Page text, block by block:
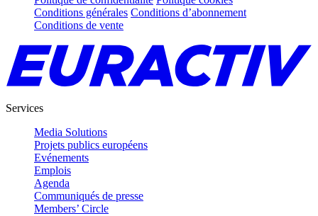
Conditions générales Conditions d’abonnement
Conditions de vente
Services
Media Solutions
Projets publics européens
Evénements
Emplois
Agenda
Communiqués de presse
Members’ Circle